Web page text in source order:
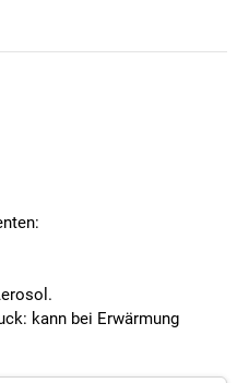
kann bei Erwärmung